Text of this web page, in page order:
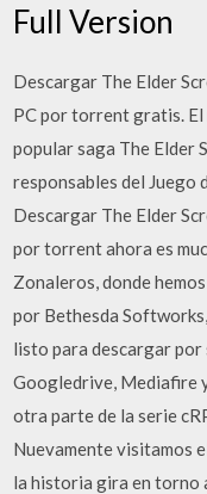
Full Version
Descargar The Elder
PC por torrent gratis. El
popular saga The Elder
responsables del Juego
Descargar The Elder
por torrent ahora es
Zonaleros, donde
por Bethesda
listo para descargar por
Googledrive, Mediafire
otra parte de la serie
Nuevamente visitamos
la historia gira en torno